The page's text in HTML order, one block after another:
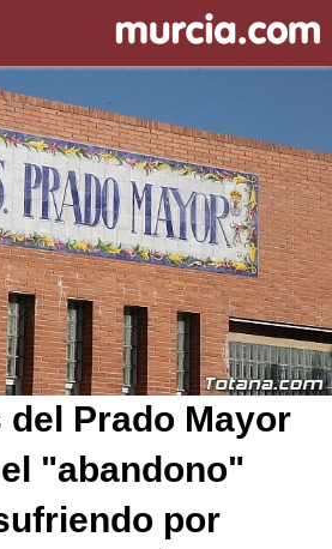
Prado Mayor
"abandono"
por